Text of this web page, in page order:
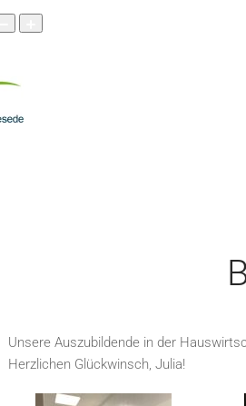
Unsere Auszubildende in der
Herzlichen Glückwinsch, Julia!